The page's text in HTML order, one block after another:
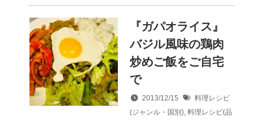
『ガパオライス』
バジル風味の鶏肉
炒めご飯をご自宅
で
2013/12/15
料理レシピ
(ジャンル・国別), 料理レシピ(品